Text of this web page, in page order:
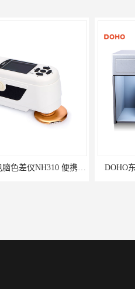
3nh三恩时电脑色差仪NH310 便携式精密色差仪 DOHO